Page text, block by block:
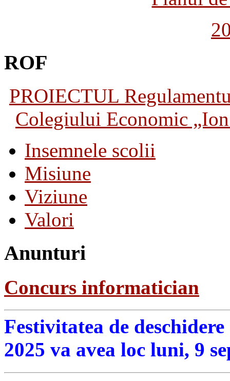
ROF
PROIECTUL
Colegiului Economic
Insemnele scolii
Misiune
Viziune
Valori
Anunturi
Concurs informatician
Festivitatea de
2025 va avea loc luni, 9